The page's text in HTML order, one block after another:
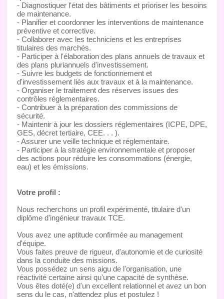
- Diagnostiquer l'état des bâtiments et prioriser les besoins
de maintenance.
- Planifier et coordonner les interventions de maintenance
préventive et corrective.
- Collaborer avec les techniciens et les entreprises
titulaires des marchés.
- Participer à l'élaboration des plans annuels de travaux et
des plans pluriannuels d'investissement.
- Suivre les budgets de fonctionnement et
d'investissement liés aux travaux et à la maintenance.
- Organiser le traitement des réserves issues des
contrôles réglementaires.
- Contribuer à la préparation des commissions de
sécurité.
- Maintenir à jour les dossiers réglementaires (ICPE, DPE,
GES, décret tertiaire, CEE. . . ).
- Assurer une veille technique et réglementaire.
- Participer à la stratégie environnementale et proposer
des actions pour réduire les consommations (énergie,
eau) et les émissions.
Votre profil :
Nous recherchons un profil expérimenté, titulaire d'un
diplôme d'ingénieur travaux TCE.
Vous avez une aptitude confirmée au management
d'équipe.
Vous faites preuve de rigueur, d'autonomie et de curiosité
dans la conduite des missions.
Vous possédez un sens aigu de l'organisation, une
réactivité certaine ainsi qu'une capacité de synthèse.
Vous êtes doté(e) d'un excellent relationnel et avez un bon
sens du le cas, n'attendez plus et postulez !